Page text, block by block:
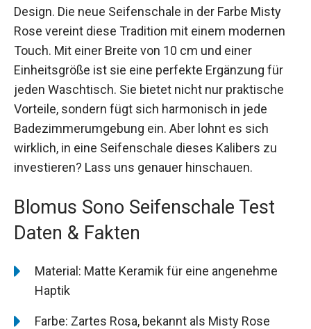
Design. Die neue Seifenschale in der Farbe Misty
Rose vereint diese Tradition mit einem modernen
Touch. Mit einer Breite von 10 cm und einer
Einheitsgröße ist sie eine perfekte Ergänzung für
jeden Waschtisch. Sie bietet nicht nur praktische
Vorteile, sondern fügt sich harmonisch in jede
Badezimmerumgebung ein. Aber lohnt es sich
wirklich, in eine Seifenschale dieses Kalibers zu
investieren? Lass uns genauer hinschauen.
Blomus Sono Seifenschale Test
Daten & Fakten
Material: Matte Keramik für eine angenehme
Haptik
Farbe: Zartes Rosa, bekannt als Misty Rose